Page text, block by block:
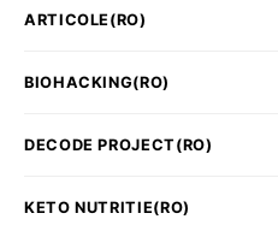
ARTICOLE(RO)
BIOHACKING(RO)
DECODE PROJECT(RO)
KETO NUTRITIE(RO)